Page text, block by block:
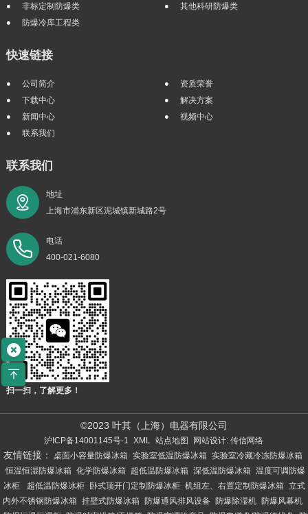
非标定制防爆类
其他科研防爆类
防爆冷库工程类
快速链接
公司简介
资质荣誉
下载中心
解决方案
新闻中心
视频中心
联系我们
联系我们
地址
上海市浦东新区泥城镇新城路2号
电话
400-021-6080
扫一扫，了解更多！
©2023 叶其（上海）电器有限公司
沪ICP备14001145号-1 XML 站点地图 网站设计: 传信网络
友情链接： 桌面小容量防爆冰箱 实验室低温防爆冰箱 实验室冷藏冷冻防爆冰箱
恒温恒湿防爆冰箱 化学防爆冰箱 超低温防爆冰箱 深低温防爆冰箱 温度可调防爆
冰柜
超低温防爆冰柜 卧式顶开门定制防爆冰柜 机组左、右置定制防爆冰箱 立式
内外不锈钢防爆冰箱 挂壁式防爆冰箱 防爆通风排风设备 防爆除湿机 防爆风幕机